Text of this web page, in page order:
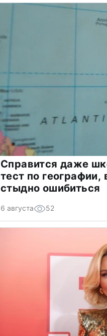
Справится даже
тест по географии,
стыдно ошибиться
6 августа 52